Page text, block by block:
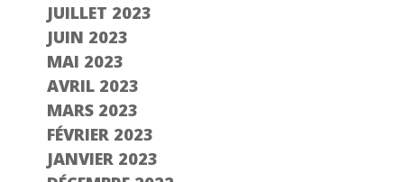
JUILLET 2023
JUIN 2023
MAI 2023
AVRIL 2023
MARS 2023
FÉVRIER 2023
JANVIER 2023